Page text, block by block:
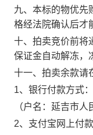
九、本标的物优先
格经法院确认后才
十、拍卖竞价前将
保证金自动解冻，
十一、拍卖余款请
1、银行付款方式
（户名：延吉市
2、支付宝网上付